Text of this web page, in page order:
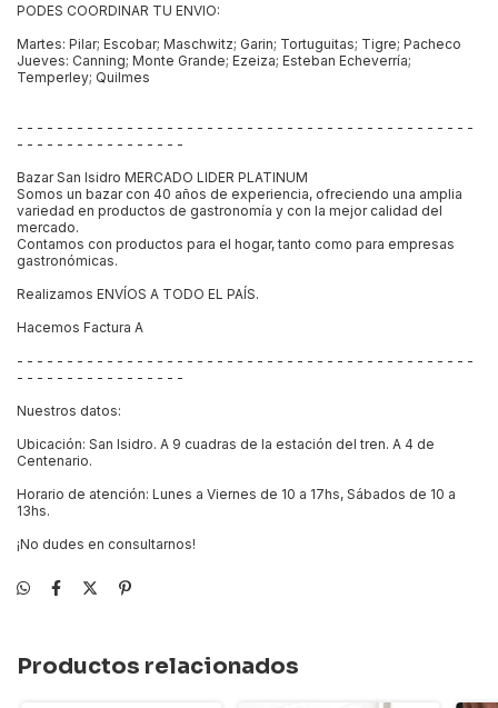
PODES COORDINAR TU ENVIO:
Martes: Pilar; Escobar; Maschwitz; Garin; Tortuguitas; Tigre; Pacheco
Jueves: Canning; Monte Grande; Ezeiza; Esteban Echeverría;
Temperley; Quilmes
- - - - - - - - - - - - - - - - - - - - - - - - - - - - - - - - - - - - - - - - - - - - - -
- - - - - - - - - - - - - - - - -
Bazar San Isidro MERCADO LIDER PLATINUM
Somos un bazar con 40 años de experiencia, ofreciendo una amplia
variedad en productos de gastronomía y con la mejor calidad del
mercado.
Contamos con productos para el hogar, tanto como para empresas
gastronómicas.
Realizamos ENVÍOS A TODO EL PAÍS.
Hacemos Factura A
- - - - - - - - - - - - - - - - - - - - - - - - - - - - - - - - - - - - - - - - - - - - - -
- - - - - - - - - - - - - - - - -
Nuestros datos:
Ubicación: San Isidro. A 9 cuadras de la estación del tren. A 4 de
Centenario.
Horario de atención: Lunes a Viernes de 10 a 17hs, Sábados de 10 a
13hs.
¡No dudes en consultarnos!
Productos relacionados